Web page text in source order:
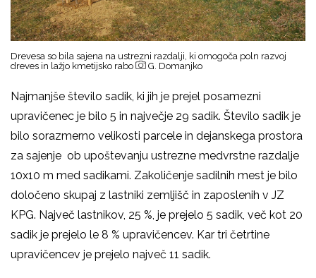
Drevesa so bila sajena na ustrezni razdalji, ki omogoča poln razvoj
dreves in lažjo kmetijsko rabo
G. Domanjko
Najmanjše število sadik, ki jih je prejel posamezni
upravičenec je bilo 5 in največje 29 sadik. Število sadik je
bilo sorazmerno velikosti parcele in dejanskega prostora
za sajenje ob upoštevanju ustrezne medvrstne razdalje
10x10 m med sadikami. Zakoličenje sadilnih mest je bilo
določeno skupaj z lastniki zemljišč in zaposlenih v JZ
KPG. Največ lastnikov, 25 %, je prejelo 5 sadik, več kot 20
sadik je prejelo le 8 % upravičencev. Kar tri četrtine
upravičencev je prejelo največ 11 sadik.